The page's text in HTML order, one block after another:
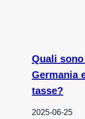
Quali
Germania
tasse?
2025-06-25